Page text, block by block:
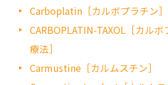
Carboplatin［カルボプラチン］
CARBOPLATIN-TAXOL［カル
療法］
Carmustine［カルムスチン］